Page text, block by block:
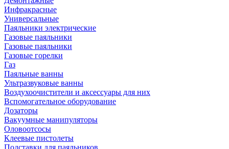
Инфракрасные
Универсальные
Паяльники электрические
Газовые паяльники
Газовые паяльники
Газовые горелки
Газ
Паяльные ванны
Ультразвуковые ванны
Воздухоочистители и аксессуары для них
Вспомогательное оборудование
Дозаторы
Вакуумные манипуляторы
Оловоотсосы
Клеевые пистолеты
Подставки для паяльников